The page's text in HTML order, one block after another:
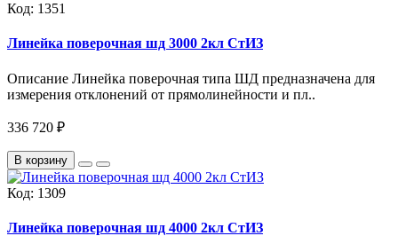
Код: 1351
Линейка поверочная шд 3000 2кл СтИЗ
Описание Линейка поверочная типа ШД предназначена для
измерения отклонений от прямолинейности и пл..
336 720 ₽
В корзину
Код: 1309
Линейка поверочная шд 4000 2кл СтИЗ